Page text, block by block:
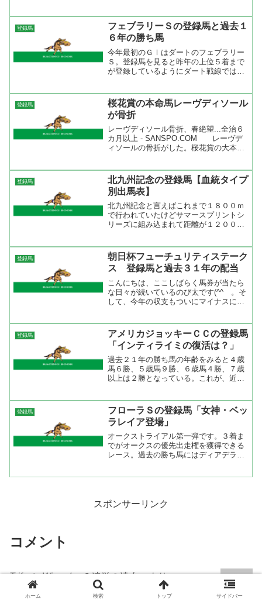
というのはここにもあらわれているよう
だ。また、年齢別で見ると...
登録馬
フェブラリーＳの登録馬と過去１
６年の勝ち馬
今年最初のＧⅠはダートのフェブラリー
Ｓ。登録馬を見ると昨年の上位５着まで
が登録しているようにダート戦線では高
ていないですからまたもや高齢馬の出番
かも。中でもワンダーアキ...
登録馬
桜花賞の本命馬レーヴディソール
が骨折
レーヴディソール骨折、春絶望...全治６
カ月以上 - SANSPO.COM レーヴデ
ィソールの骨折がした。桜花賞の大本命
チャンスが出てきたか？それとも阪神ジ
ュベナイル...
登録馬
北九州記念の登録馬【血統タイプ
別出馬表】
北九州記念と言えばこれまで１８００ｍ
で行われていたけどサマースプリントシ
リーズに組み込まれて距離が１２００ｍ
ト、ヒューマ、マルカキセキの上位３頭
を含む７頭が登録。サマース...
登録馬
朝日杯フューチュリティステーク
ス 登録馬と過去３１年の配当
こんにちは、ここしばらく馬券が当たら
な日々が続いているのび太です(^^ゞ。そ
して、今年の収支もついにマイナスに突
レース的には面白く、馬券的にはいまい
ちなレースでした...
登録馬
アメリカジョッキーＣＣの登録馬
「インティライミの復活は？」
過去２１年の勝ち馬の年齢をみると４歳
馬６勝、５歳馬９勝、６歳馬４勝、７歳
以上は２勝となっている。これが、近年
り４歳馬ＶＳ５歳馬というのが最近のＡ
ＪＣＣ。登録馬を見ると４...
登録馬
フローラＳの登録馬「女神・ベッ
ラレイア登場」
オークストライアル第一弾です。３着ま
でがオークスの優先出走権を獲得できる
レース。過去の勝ち馬にはディアデラノ
スポンサーリンク
コメント
Trifecta Wizard〜３連単の達人〜 より:
2005年11月22日 1:00 AM
ホーム 検索 トップ サイドバー